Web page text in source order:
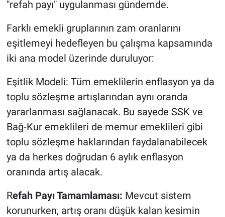
"refah payı" uygulanması gündemde.
Farklı emekli gruplarının zam oranlarını
eşitlemeyi hedefleyen bu çalışma kapsamında
iki ana model üzerinde duruluyor:
Eşitlik Modeli: Tüm emeklilerin enflasyon ya da
toplu sözleşme artışlarından aynı oranda
yararlanması sağlanacak. Bu sayede SSK ve
Bağ-Kur emeklileri de memur emeklileri gibi
toplu sözleşme haklarından faydalanabilecek
ya da herkes doğrudan 6 aylık enflasyon
oranında artış alacak.
Refah Payı Tamamlaması: Mevcut sistem
korunurken, artış oranı düşük kalan kesimin